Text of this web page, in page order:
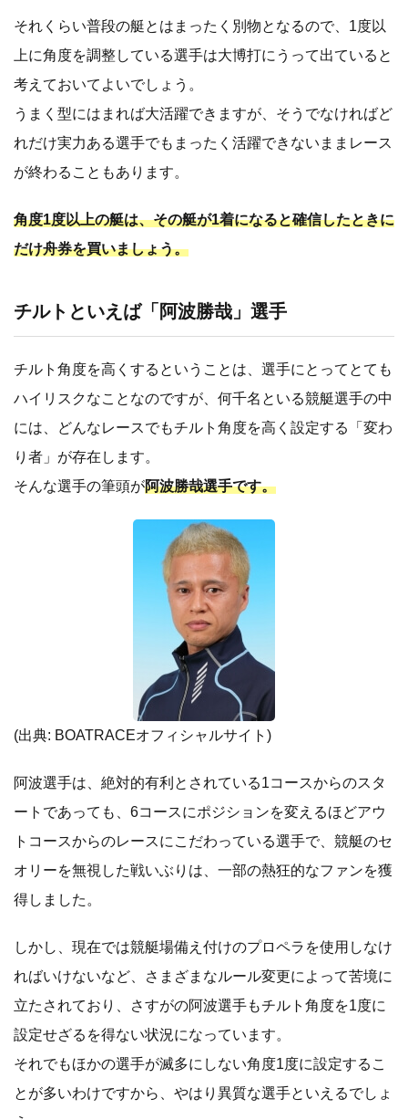
それくらい普段の艇とはまったく別物となるので、1度以
上に角度を調整している選手は大博打にうって出ていると
考えておいてよいでしょう。
うまく型にはまれば大活躍できますが、そうでなければど
れだけ実力ある選手でもまったく活躍できないままレース
が終わることもあります。
角度1度以上の艇は、その艇が1着になると確信したときに
だけ舟券を買いましょう。
チルトといえば「阿波勝哉」選手
チルト角度を高くするということは、選手にとってとても
ハイリスクなことなのですが、何千名といる競艇選手の中
には、どんなレースでもチルト角度を高く設定する「変わ
り者」が存在します。
そんな選手の筆頭が阿波勝哉選手です。
(出典: BOATRACEオフィシャルサイト )
阿波選手は、絶対的有利とされている1コースからのスタ
ートであっても、6コースにポジションを変えるほどアウ
トコースからのレースにこだわっている選手で、競艇のセ
オリーを無視した戦いぶりは、一部の熱狂的なファンを獲
得しました。
しかし、現在では競艇場備え付けのプロペラを使用しなけ
ればいけないなど、さまざまなルール変更によって苦境に
立たされており、さすがの阿波選手もチルト角度を1度に
設定せざるを得ない状況になっています。
それでもほかの選手が滅多にしない角度1度に設定するこ
とが多いわけですから、やはり異質な選手といえるでしょ